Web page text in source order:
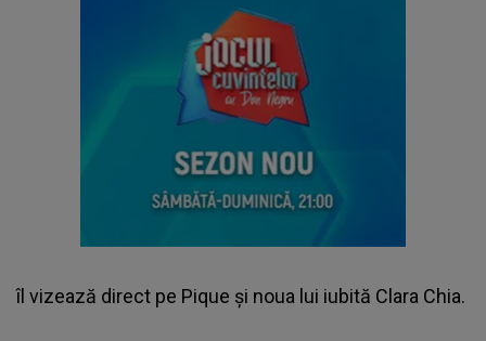
îl vizează direct pe Pique și noua lui iubită Clara Chia.